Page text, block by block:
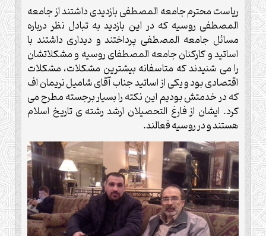
ریاست محترم جامعه المصطفی بازدیدی داشتند از جامعه
المصطفی روسیه که در این بازدید به تبادل نظر درباره
مسائل جامعه المصطفی پرداختند و دیداری داشتند با
اساتید و کارکنان جامعه المصطفای روسیه و مشکلاتشان
را می شنیدند که متاسفانه بیشترین مشکلات، مشکلات
اقتصادی بود و یکی از اساتید جناب آقای شامیل نریمان اف
که در خدمتش بودیم این نکته را بسیار برجسته مطرح می
کرد. ایشان از فارغ التحصیلان ارشد رشته ی تاریخ اسلام
هستند و در روسیه فعالند.